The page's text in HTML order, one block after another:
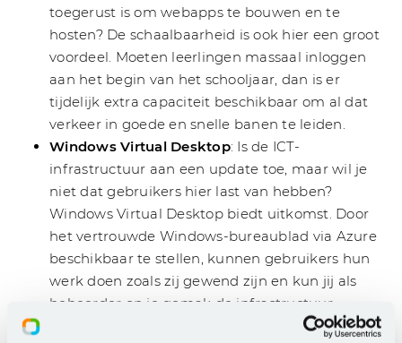
toegerust is om webapps te bouwen en te
hosten? De schaalbaarheid is ook hier een groot
voordeel. Moeten leerlingen massaal inloggen
aan het begin van het schooljaar, dan is er
tijdelijk extra capaciteit beschikbaar om al dat
verkeer in goede en snelle banen te leiden.
Windows Virtual Desktop: Is de ICT-
infrastructuur aan een update toe, maar wil je
niet dat gebruikers hier last van hebben?
Windows Virtual Desktop biedt uitkomst. Door
het vertrouwde Windows-bureaublad via Azure
beschikbaar te stellen, kunnen gebruikers hun
werk doen zoals zij gewend zijn en kun jij als
beheerder op je gemak de infrastructuur